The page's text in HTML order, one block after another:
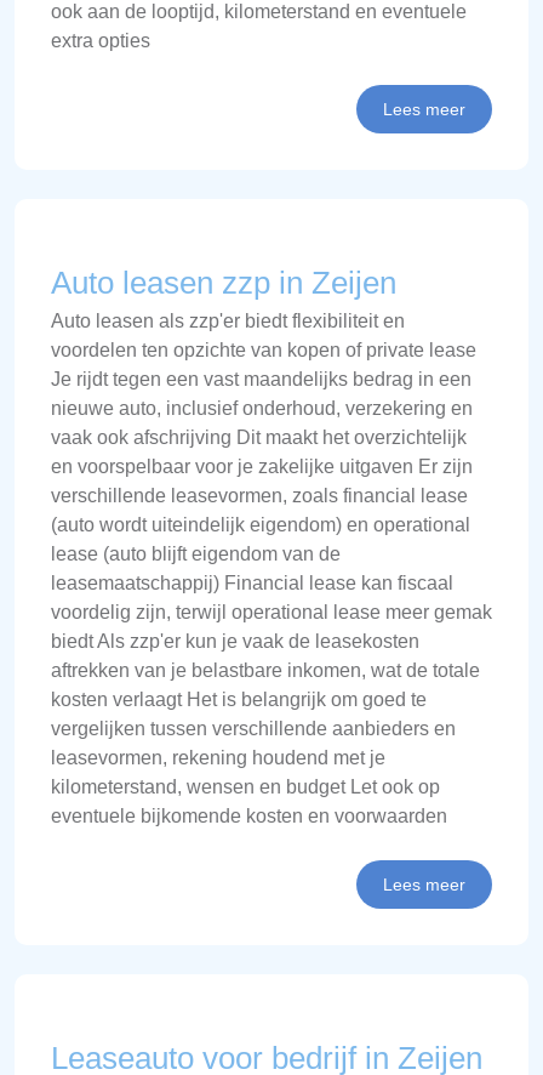
ook aan de looptijd, kilometerstand en eventuele
extra opties
Lees meer
Auto leasen zzp in Zeijen
Auto leasen als zzp'er biedt flexibiliteit en
voordelen ten opzichte van kopen of private lease
Je rijdt tegen een vast maandelijks bedrag in een
nieuwe auto, inclusief onderhoud, verzekering en
vaak ook afschrijving Dit maakt het overzichtelijk
en voorspelbaar voor je zakelijke uitgaven Er zijn
verschillende leasevormen, zoals financial lease
(auto wordt uiteindelijk eigendom) en operational
lease (auto blijft eigendom van de
leasemaatschappij) Financial lease kan fiscaal
voordelig zijn, terwijl operational lease meer gemak
biedt Als zzp'er kun je vaak de leasekosten
aftrekken van je belastbare inkomen, wat de totale
kosten verlaagt Het is belangrijk om goed te
vergelijken tussen verschillende aanbieders en
leasevormen, rekening houdend met je
kilometerstand, wensen en budget Let ook op
eventuele bijkomende kosten en voorwaarden
Lees meer
Leaseauto voor bedrijf in Zeijen